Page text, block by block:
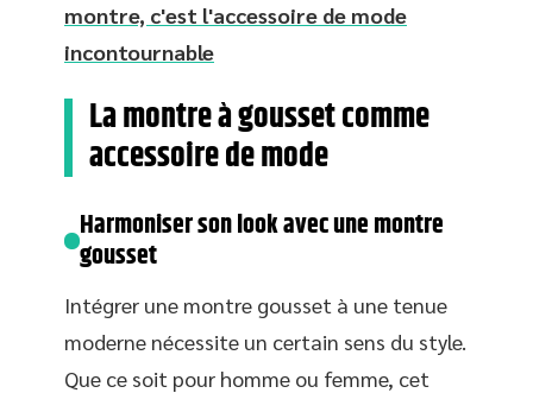
montre, c'est l'accessoire de mode
incontournable
La montre à gousset comme
accessoire de mode
Harmoniser son look avec une montre
gousset
Intégrer une montre gousset à une tenue
moderne nécessite un certain sens du style.
Que ce soit pour homme ou femme, cet